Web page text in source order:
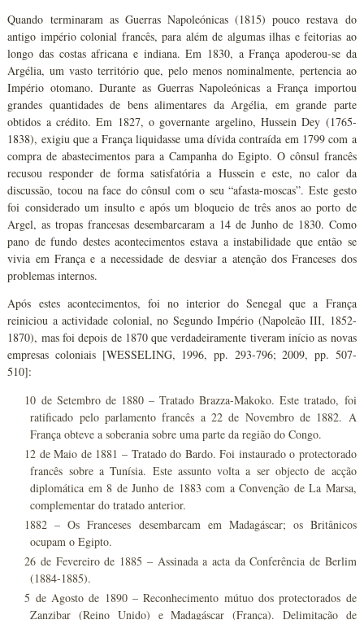
Quando terminaram as Guerras Napoleónicas (1815) pouco restava do
antigo império colonial francês, para além de algumas ilhas e feitorias ao
longo das costas africana e indiana. Em 1830, a França apoderou-se da
Argélia, um vasto território que, pelo menos nominalmente, pertencia ao
Império otomano. Durante as Guerras Napoleónicas a França importou
grandes quantidades de bens alimentares da Argélia, em grande parte
obtidos a crédito. Em 1827, o governante argelino, Hussein Dey (1765-
1838), exigiu que a França liquidasse uma dívida contraída em 1799 com a
compra de abastecimentos para a Campanha do Egipto. O cônsul francês
recusou responder de forma satisfatória a Hussein e este, no calor da
discussão, tocou na face do cônsul com o seu “afasta-moscas”. Este gesto
foi considerado um insulto e após um bloqueio de três anos ao porto de
Argel, as tropas francesas desembarcaram a 14 de Junho de 1830. Como
pano de fundo destes acontecimentos estava a instabilidade que então se
vivia em França e a necessidade de desviar a atenção dos Franceses dos
problemas internos.
Após estes acontecimentos, foi no interior do Senegal que a França
reiniciou a actividade colonial, no Segundo Império (Napoleão III, 1852-
1870), mas foi depois de 1870 que verdadeiramente tiveram início as novas
empresas coloniais [WESSELING, 1996, pp. 293-796; 2009, pp. 507-
510]:
10 de Setembro de 1880 – Tratado Brazza-Makoko. Este tratado, foi
ratificado pelo parlamento francês a 22 de Novembro de 1882. A
França obteve a soberania sobre uma parte da região do Congo.
12 de Maio de 1881 – Tratado do Bardo. Foi instaurado o protectorado
francês sobre a Tunísia. Este assunto volta a ser objecto de acção
diplomática em 8 de Junho de 1883 com a Convenção de La Marsa,
complementar do tratado anterior.
1882 – Os Franceses desembarcam em Madagáscar; os Britânicos
ocupam o Egipto.
26 de Fevereiro de 1885 – Assinada a acta da Conferência de Berlim
(1884-1885).
5 de Agosto de 1890 – Reconhecimento mútuo dos protectorados de
Zanzibar (Reino Unido) e Madagáscar (França). Delimitação de